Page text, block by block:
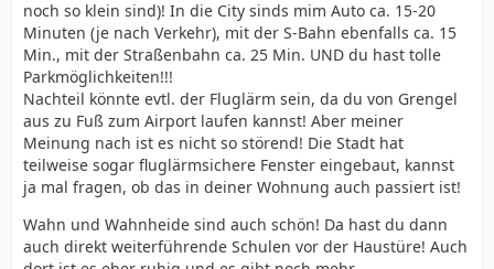
noch so klein sind)! In die City sinds mim Auto ca. 15-20
Minuten (je nach Verkehr), mit der S-Bahn ebenfalls ca. 15
Min., mit der Straßenbahn ca. 25 Min. UND du hast tolle
Parkmöglichkeiten!!!
Nachteil könnte evtl. der Fluglärm sein, da du von Grengel
aus zu Fuß zum Airport laufen kannst! Aber meiner
Meinung nach ist es nicht so störend! Die Stadt hat
teilweise sogar fluglärmsichere Fenster eingebaut, kannst
ja mal fragen, ob das in deiner Wohnung auch passiert ist!
Wahn und Wahnheide sind auch schön! Da hast du dann
auch direkt weiterführende Schulen vor der Haustüre! Auch